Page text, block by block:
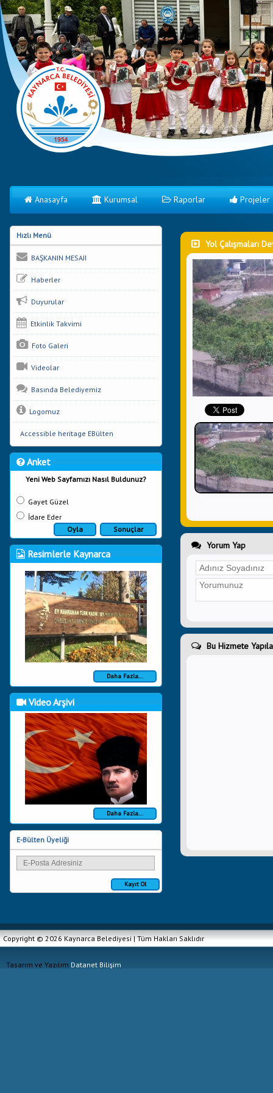
Anasayfa Kurumsal Raporlar Projeler
Hızlı Menü
BAŞKANIN MESAJI
Haberler
Duyurular
Etkinlik Takvimi
Foto Galeri
Videolar
Basında Belediyemiz
Logomuz
Accessible heritage EBülten
Anket
Yeni Web Sayfamızı Nasıl Buldunuz?
Gayet Güzel
İdare Eder
Sonuçlar
Oyla
Resimlerle Kaynarca
Daha Fazla...
Video Arşivi
Daha Fazla...
E-Bülten Üyeliği
Kayıt Ol
Yol Çalışmaları
Yorum Yap
Bu Hizmete
Copyright © 2026 Kaynarca Belediyesi | Tüm Hakları Saklıdır
Tasarım ve Yazılım Datanet Bilişim